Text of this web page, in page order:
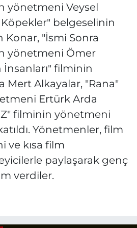
yönetmeni Veysel
belgeselinin
"İsmi Sonra
yönetmeni Ömer
filminin
Mert Alkayalar, "Rana"
Ertürk Arda
filminin yönetmeni
Yönetmenler, film
ve kısa film
paylaşarak genç
verdiler.